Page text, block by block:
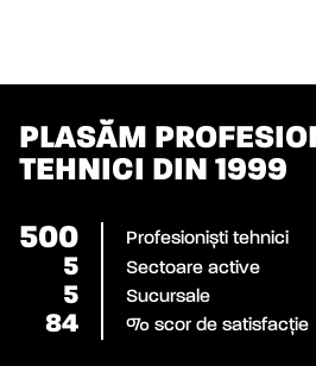
PLASĂM
TEHNICI DIN 1999
500 Profesioniști tehnici
5 Sectoare active
5 Sucursale
84 % scor de satisfacție